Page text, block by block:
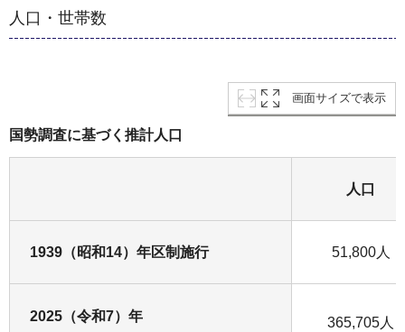
人口・世帯数
画面サイズで表示
国勢調査に基づく推計人口
人口
1939（昭和14）年区制施行 51,800人
2025（令和7）年 365,705人